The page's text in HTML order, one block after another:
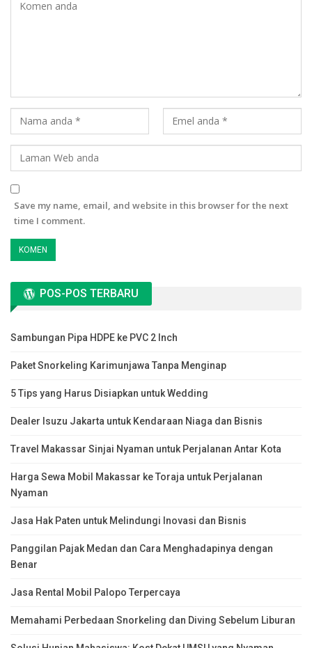
Save my name, email, and website in this browser for the next
time I comment.
POS-POS TERBARU
Sambungan Pipa HDPE ke PVC 2 Inch
Paket Snorkeling Karimunjawa Tanpa Menginap
5 Tips yang Harus Disiapkan untuk Wedding
Dealer Isuzu Jakarta untuk Kendaraan Niaga dan Bisnis
Travel Makassar Sinjai Nyaman untuk Perjalanan Antar Kota
Harga Sewa Mobil Makassar ke Toraja untuk Perjalanan
Nyaman
Jasa Hak Paten untuk Melindungi Inovasi dan Bisnis
Panggilan Pajak Medan dan Cara Menghadapinya dengan
Benar
Jasa Rental Mobil Palopo Terpercaya
Memahami Perbedaan Snorkeling dan Diving Sebelum Liburan